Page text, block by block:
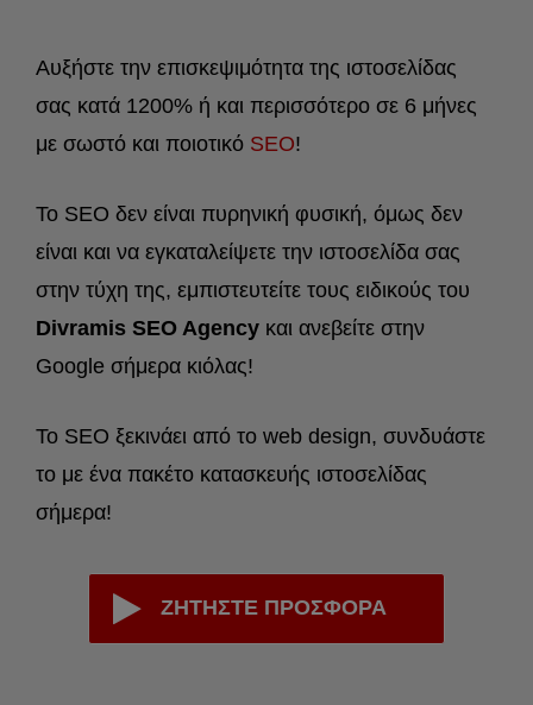
Αυξήστε την επισκεψιμότητα της ιστοσελίδας
σας κατά 1200% ή και περισσότερο σε 6 μήνες
με σωστό και ποιοτικό SEO!
To SEO δεν είναι πυρηνική φυσική, όμως δεν
είναι και να εγκαταλείψετε την ιστοσελίδα σας
στην τύχη της, εμπιστευτείτε τους ειδικούς του
Divramis SEO Agency και ανεβείτε στην
Google σήμερα κιόλας!
To SEO ξεκινάει από το web design, συνδυάστε
το με ένα πακέτο κατασκευής ιστοσελίδας
σήμερα!
ΖΗΤΗΣΤΕ ΠΡΟΣΦΟΡΑ